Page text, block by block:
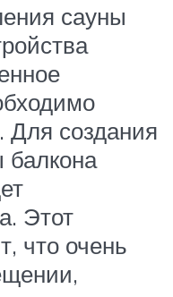
сауны
Для создания
Этот
что очень